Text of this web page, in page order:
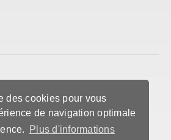
des cookies pour vous
de navigation optimale
Plus d'informations